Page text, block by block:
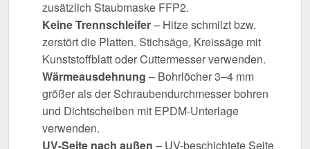
zusätzlich Staubmaske FFP2.
Keine Trennschleifer– Hitze schmilzt bzw.
zerstört die Platten. Stichsäge, Kreissäge mit
Kunststoffblatt oder Cuttermesser verwenden.
Wärmeausdehnung – Bohrlöcher 3–4 mm
größer als der Schraubendurchmesser bohren
und Dichtscheiben mit EPDM-Unterlage
verwenden.
UV-Seite nach außen – UV-beschichtete Seite